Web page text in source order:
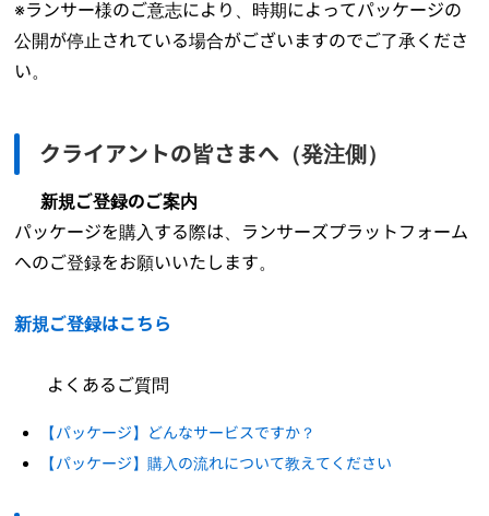
※ランサー様のご意志により、時期によってパッケージの
公開が停止されている場合がございますのでご了承くださ
い。
クライアントの皆さまへ（発注側）
新規ご登録のご案内
パッケージを購入する際は、ランサーズプラットフォーム
へのご登録をお願いいたします。
新規ご登録はこちら
よくあるご質問
【パッケージ】どんなサービスですか？
【パッケージ】購入の流れについて教えてください